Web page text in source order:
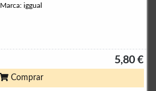
Marca: iggual
5,80 €
Comprar